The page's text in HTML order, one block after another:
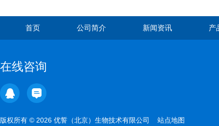
首页 公司简介 新闻资讯 产
在线咨询
版权所有 © 2026 优誓（北京）生物技术有限公司 站点地图